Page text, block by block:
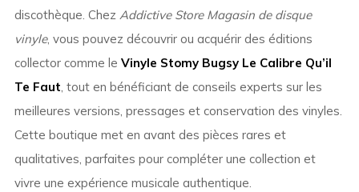
discothèque. Chez Addictive Store Magasin de disque
vinyle, vous pouvez découvrir ou acquérir des éditions
collector comme le Vinyle Stomy Bugsy Le Calibre Qu’il
Te Faut, tout en bénéficiant de conseils experts sur les
meilleures versions, pressages et conservation des vinyles.
Cette boutique met en avant des pièces rares et
qualitatives, parfaites pour compléter une collection et
vivre une expérience musicale authentique.